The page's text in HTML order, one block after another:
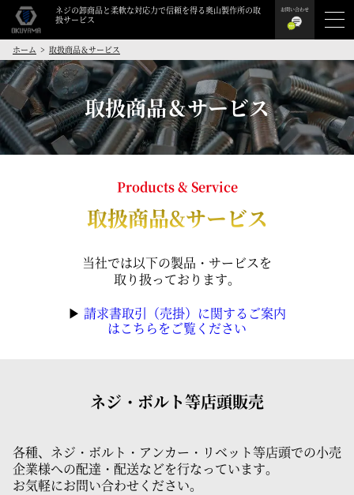
ネジの卸商品と柔軟な対応力で信頼を得る奥山製作所の取
扱サービス
お問い合わせ
ホーム 取扱商品＆サービス
取扱商品＆サービス
Products & Service
取扱商品&サービス
当社では以下の製品・サービスを
取り扱っております。
▶ 請求書取引（売掛）に関するご案内
はこちらをご覧ください
ネジ・ボルト等店頭販売
各種、ネジ・ボルト・アンカー・リベット等店頭での小売
企業様への配達・配送などを行なっています。
お気軽にお問い合わせください。